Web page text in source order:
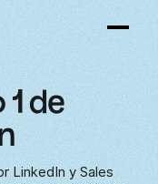
1 de
LinkedIn y Sales